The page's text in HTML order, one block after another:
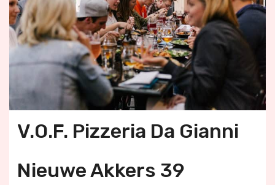
V.O.F. Pizzeria Da Gianni
Nieuwe Akkers 39